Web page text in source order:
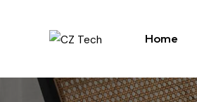
Home